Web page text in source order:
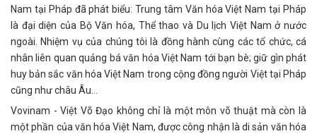
Nam tại Pháp đã phát biểu: Trung tâm Văn hóa Việt Nam tại Pháp
là đại diện của Bộ Văn hóa, Thể thao và Du lịch Việt Nam ở nước
ngoài. Nhiệm vụ của chúng tôi là đồng hành cùng các tổ chức, cá
nhân liên quan quảng bá văn hóa Việt Nam tới bạn bè; giữ gìn phát
huy bản sắc văn hóa Việt Nam trong cộng đồng người Việt tại Pháp
cũng như châu Âu…
Vovinam - Việt Võ Đạo không chỉ là một môn võ thuật mà còn là
một phần của văn hóa Việt Nam, được công nhận là di sản văn hóa